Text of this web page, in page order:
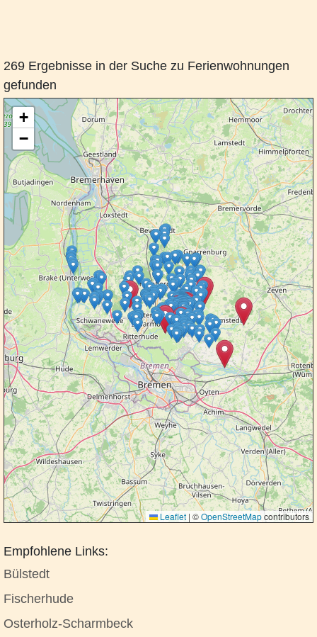
269 Ergebnisse in der Suche zu Ferienwohnungen
gefunden
+
−
Leaflet | ©OpenStreetMapcontributors
Empfohlene Links:
Bülstedt
Fischerhude
Osterholz-Scharmbeck